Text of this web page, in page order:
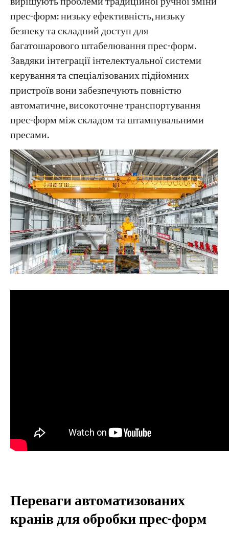
Проекти
Блоги
Новини
Програми
Про нас
Зв'яжіться з нами
прес-форм: низьку ефективність, низьку
безпеку та складний доступ для
багатошарового штабелювання прес-форм.
Завдяки інтеграції інтелектуальної системи
керування та спеціалізованих підйомних
пристроїв вони забезпечують повністю
автоматичне, високоточне транспортування
прес-форм між складом та штампувальними
пресами.
Переваги автоматизованих
кранів для обробки прес-форм